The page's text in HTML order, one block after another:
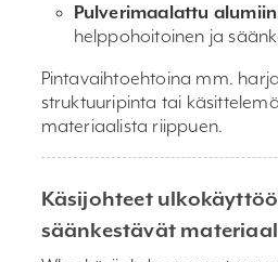
Pulverimaalattu
helppohoitoinen ja
Pintavaihtoehtoina mm.
struktuuripinta tai
materiaalista riippuen.
Käsijohteet
säänkestävät